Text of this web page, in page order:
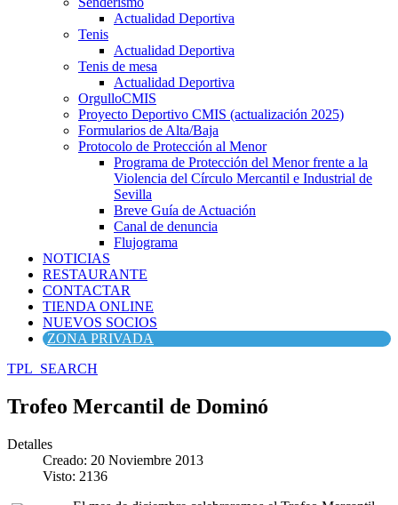
Actualidad Deportiva
Tenis
Actualidad Deportiva
Tenis de mesa
Actualidad Deportiva
OrgulloCMIS
Proyecto Deportivo CMIS (actualización 2025)
Formularios de Alta/Baja
Protocolo de Protección al Menor
Programa de Protección del Menor frente a la
Violencia del Círculo Mercantil e Industrial de
Sevilla
Breve Guía de Actuación
Canal de denuncia
Flujograma
NOTICIAS
RESTAURANTE
CONTACTAR
TIENDA ONLINE
NUEVOS SOCIOS
ZONA PRIVADA
TPL_SEARCH
Trofeo Mercantil de Dominó
Detalles
Creado: 20 Noviembre 2013
Visto: 2136